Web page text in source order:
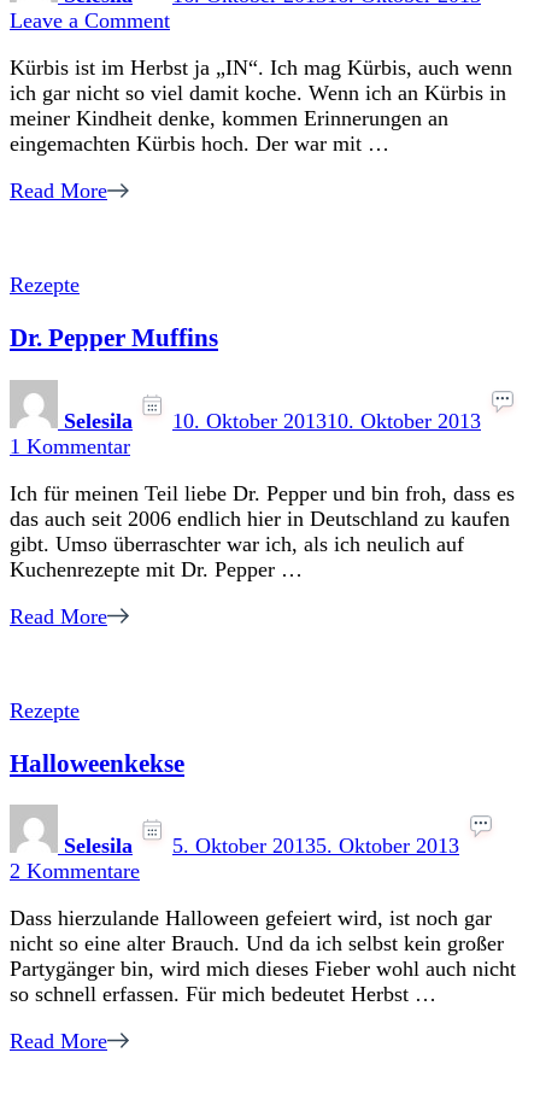
Leave a Commenton
Lebkuchenmuffins
Kürbis ist im Herbst ja „IN“. Ich mag Kürbis, auch wenn
ich gar nicht so viel damit koche. Wenn ich an Kürbis in
meiner Kindheit denke, kommen Erinnerungen an
eingemachten Kürbis hoch. Der war mit …
Read More
Rezepte
Dr. Pepper Muffins
Selesila 10. Oktober 201310. Oktober 2013
1 Kommentarzu
Pepper
Muffins
Ich für meinen Teil liebe Dr. Pepper und bin froh, dass es
das auch seit 2006 endlich hier in Deutschland zu kaufen
gibt. Umso überraschter war ich, als ich neulich auf
Kuchenrezepte mit Dr. Pepper …
Read More
Rezepte
Halloweenkekse
Selesila 5. Oktober 20135. Oktober 2013
2 Kommentarezu
Dass hierzulande Halloween gefeiert wird, ist noch gar
nicht so eine alter Brauch. Und da ich selbst kein großer
Partygänger bin, wird mich dieses Fieber wohl auch nicht
so schnell erfassen. Für mich bedeutet Herbst …
Read More